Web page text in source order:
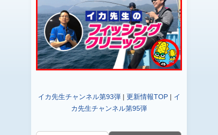
イカ先生チャンネル第93弾| 更新情報TOP| イ
カ先生チャンネル第95弾